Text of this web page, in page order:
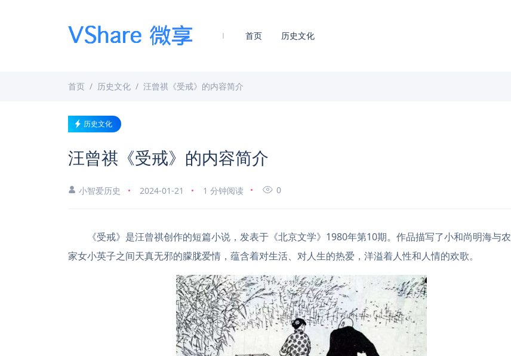
首页 历史文化
首页 历史文化 汪曾祺《受戒》的内容简介
历史文化
汪曾祺《受戒》的内容简介
小智爱历史 2024-01-21 1 分钟阅读 0
《受戒》是汪曾祺创作的短篇小说，发表于《北京文学》1980年第10期。作品描写了小和尚明海与农
家女小英子之间天真无邪的朦胧爱情，蕴含着对生活、对人生的热爱，洋溢着人性和人情的欢歌。